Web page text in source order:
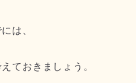
は、
ておきましょう。